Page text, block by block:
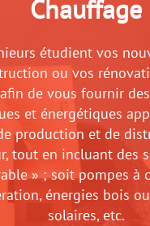
Chauffage
étudient vos
ou vos
de vous fournir
et énergétiques
production et de
tout en incluant des
» ; soit pompes à
énergies bois
solaires, etc.